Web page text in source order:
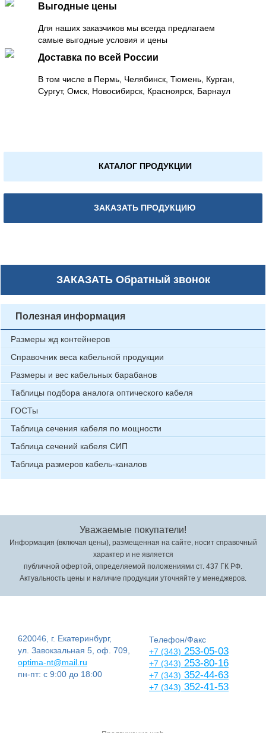
Выгодные цены
Для наших заказчиков мы всегда предлагаем
самые выгодные условия и цены
Доставка по всей России
В том числе в Пермь, Челябинск, Тюмень, Курган,
Сургут, Омск, Новосибирск, Красноярск, Барнаул
КАТАЛОГ ПРОДУКЦИИ
ЗАКАЗАТЬ ПРОДУКЦИЮ
ЗАКАЗАТЬОбратный звонок
Полезная информация
Размеры жд контейнеров
Справочник веса кабельной продукции
Размеры и вес кабельных барабанов
Таблицы подбора аналога оптического кабеля
ГОСТы
Таблица сечения кабеля по мощности
Таблица сечений кабеля СИП
Таблица размеров кабель-каналов
Уважаемые покупатели!
Информация (включая цены), размещенная на сайте, носит справочный
характер и не является
публичной офертой, определяемой положениями ст. 437 ГК РФ.
Актуальность цены и наличие продукции уточняйте у менеджеров.
620046, г. Екатеринбург,
ул. Завокзальная 5, оф. 709,
optima-nt@mail.ru
пн-пт: с 9:00 до 18:00
Телефон/Факс
+7 (343) 253-05-03
+7 (343) 253-80-16
+7 (343) 352-44-63
+7 (343) 352-41-53